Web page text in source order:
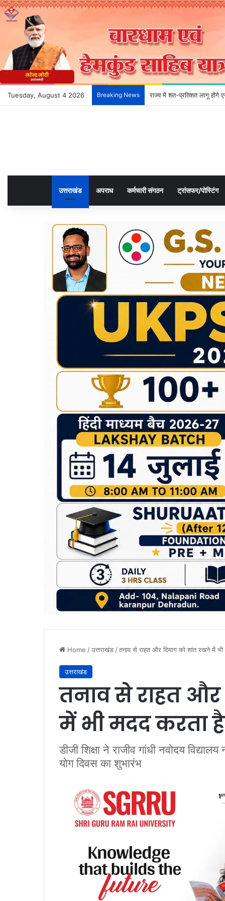
Tuesday, August 4 2026 Breaking News राज्य में शत-प्रतिशत लागू होंगे
उत्तराखंड अपराध कर्मचारी संगठन ट्रांसफर/पोस्टिंग
Home /उत्तराखंड/तनाव से राहत और दिमाग को शांत रखने में भी
उत्तराखंड
तनाव से राहत
में भी मदद करता है
डीजी शिक्षा ने राजीव गांधी नवोदय
योग दिवस का शुभारंभ